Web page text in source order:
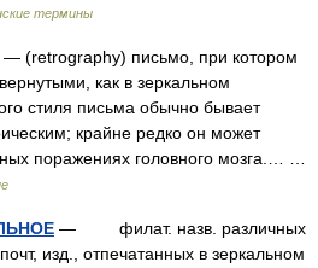
термины
— (retrography) письмо, при котором
как в зеркальном
стиля письма обычно бывает
крайне редко он может
поражениях головного мозга.… …
— филат. назв. различных
изд., отпечатанных в зеркальном